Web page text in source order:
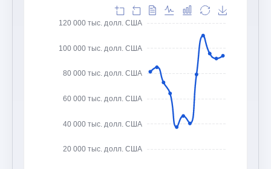
20 000 тыс. долл. США
40 000 тыс. долл. США
60 000 тыс. долл. США
80 000 тыс. долл. США
100 000 тыс. долл. США
120 000 тыс. долл. США